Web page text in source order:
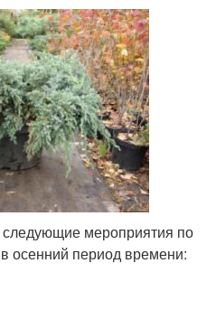
мероприятия по
осенний период времени: